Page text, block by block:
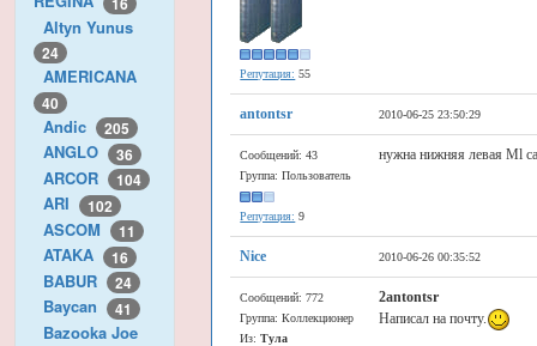
Altyn Yunus
24
AMERICANA
40
Andic 205
ANGLO 36
ARCOR 104
ARI 102
ASCOM 11
ATAKA 16
BABUR 24
Baycan 41
Bazooka Joe
Репутация: 55
antontsr 2010-06-25 23:50:29
Сообщений: 43
Группа: Пользователь
Репутация: 9
нужна нижняя левая Ml
Nice 2010-06-26 00:35:52
Сообщений: 772
Группа: Коллекционер
Из:Тула
2antontsr
Написал на почту.